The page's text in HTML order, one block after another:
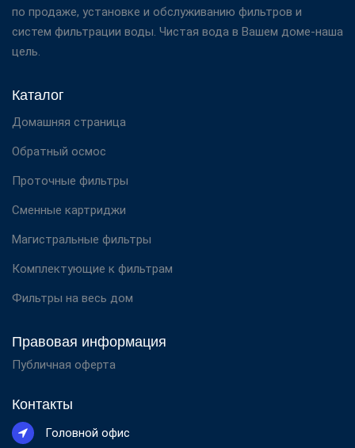
по продаже, установке и обслуживанию фильтров и
систем фильтрации воды. Чистая вода в Вашем доме-наша
цель.
Каталог
Домашняя страница
Обратный осмос
Проточные фильтры
Сменные картриджи
Магистральные фильтры
Комплектующие к фильтрам
Фильтры на весь дом
Правовая информация
Публичная оферта
Контакты
Головной офис